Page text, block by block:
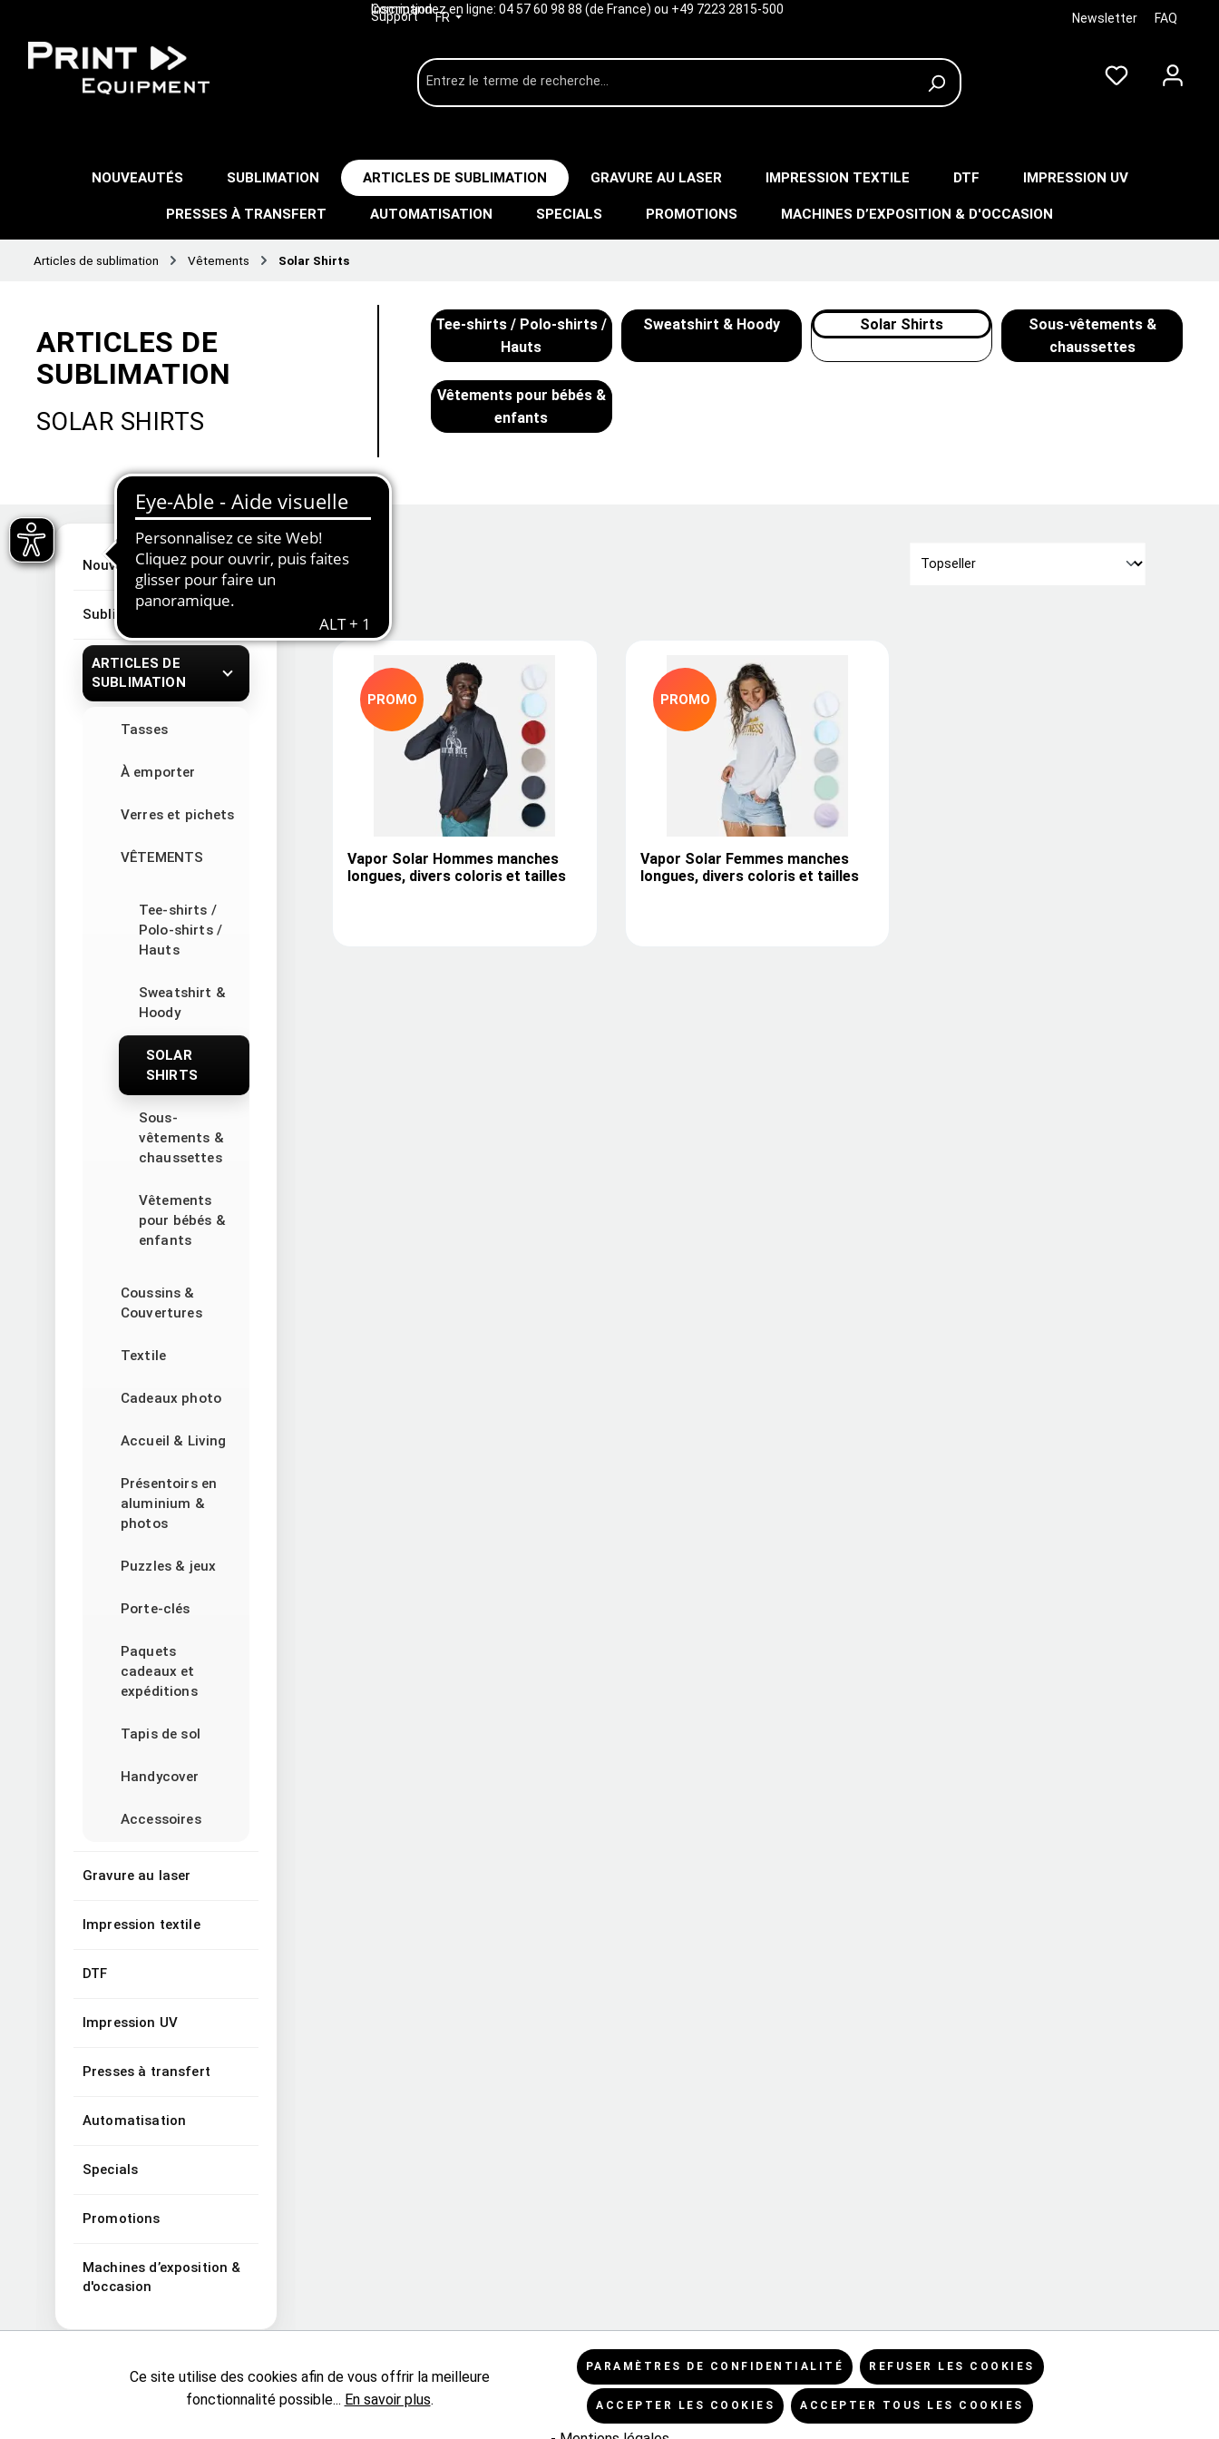
Inscription
Commandez en ligne: 04 57 60 98 88 (de France) ou +49 7223 2815-500
Support FR Newsletter FAQ
NOUVEAUTÉS SUBLIMATION ARTICLES DE SUBLIMATION GRAVURE AU LASER IMPRESSION TEXTILE DTF IMPRESSION UV
PRESSES À TRANSFERT AUTOMATISATION SPECIALS PROMOTIONS MACHINES D’EXPOSITION & D'OCCASION
Articles de sublimation Vêtements Solar Shirts
ARTICLES DE
SUBLIMATION
SOLAR SHIRTS
Tee-shirts / Polo-shirts /
Hauts
Sweatshirt & Hoody Solar Shirts
Sous-vêtements &
chaussettes
Vêtements pour bébés &
enfants
Nouveautés
Sublimation
ARTICLES DE
SUBLIMATION
Tasses
À emporter
Verres et pichets
VÊTEMENTS
Tee-shirts /
Polo-shirts /
Hauts
Sweatshirt &
Hoody
SOLAR
SHIRTS
Sous-
vêtements &
chaussettes
Vêtements
pour bébés &
enfants
Coussins &
Couvertures
Textile
Cadeaux photo
Accueil & Living
Présentoirs en
aluminium &
photos
Puzzles & jeux
Porte-clés
Paquets
cadeaux et
expéditions
Tapis de sol
Handycover
Accessoires
Gravure au laser
Impression textile
DTF
Impression UV
Presses à transfert
Automatisation
Specials
Promotions
Machines d’exposition &
d'occasion
PROMO
Vapor Solar Hommes manches
longues, divers coloris et tailles
PROMO
Vapor Solar Femmes manches
longues, divers coloris et tailles
Ce site utilise des cookies afin de vous offrir la meilleure
fonctionnalité possible... En savoir plus.
PARAMÈTRES DE CONFIDENTIALITÉ REFUSER LES COOKIES
ACCEPTER LES COOKIES ACCEPTER TOUS LES COOKIES